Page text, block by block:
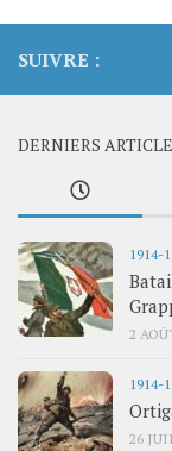
SUIVRE :
DERNIERS
1914-
2
1914-
26